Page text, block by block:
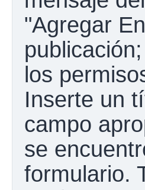
"Agregar
los
Inserte un
campo
se
formulario.